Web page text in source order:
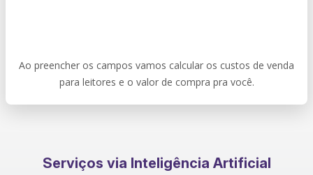
Ao preencher os campos vamos calcular os custos de venda
para leitores e o valor de compra pra você.
Serviços via Inteligência Artificial